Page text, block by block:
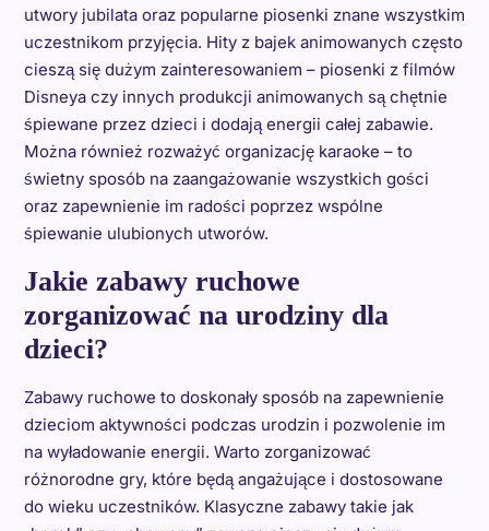
utwory jubilata oraz popularne piosenki znane wszystkim
uczestnikom przyjęcia. Hity z bajek animowanych często
cieszą się dużym zainteresowaniem – piosenki z filmów
Disneya czy innych produkcji animowanych są chętnie
śpiewane przez dzieci i dodają energii całej zabawie.
Można również rozważyć organizację karaoke – to
świetny sposób na zaangażowanie wszystkich gości
oraz zapewnienie im radości poprzez wspólne
śpiewanie ulubionych utworów.
Jakie zabawy ruchowe
zorganizować na urodziny dla
dzieci?
Zabawy ruchowe to doskonały sposób na zapewnienie
dzieciom aktywności podczas urodzin i pozwolenie im
na wyładowanie energii. Warto zorganizować
różnorodne gry, które będą angażujące i dostosowane
do wieku uczestników. Klasyczne zabawy takie jak